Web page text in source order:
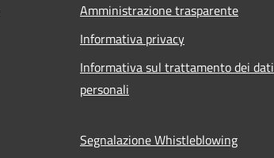
Amministrazione trasparente
Informativa privacy
Informativa sul trattamento dei dati
personali
Segnalazione Whistleblowing